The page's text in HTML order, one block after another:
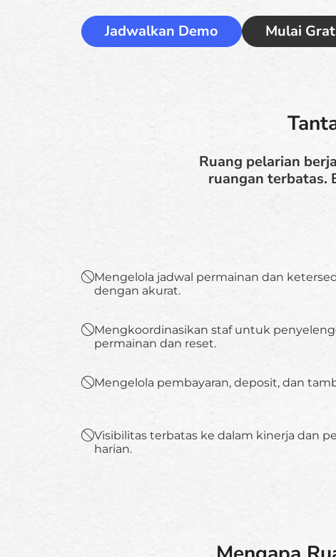
Jadwalkan Demo Mulai
Ruang pelarian
ruangan terbatas.
Mengelola jadwal permainan dan
dengan akurat.
Mengkoordinasikan staf untuk
permainan dan reset.
Mengelola pembayaran, deposit, dan
Visibilitas terbatas ke dalam kinerja dan
harian.